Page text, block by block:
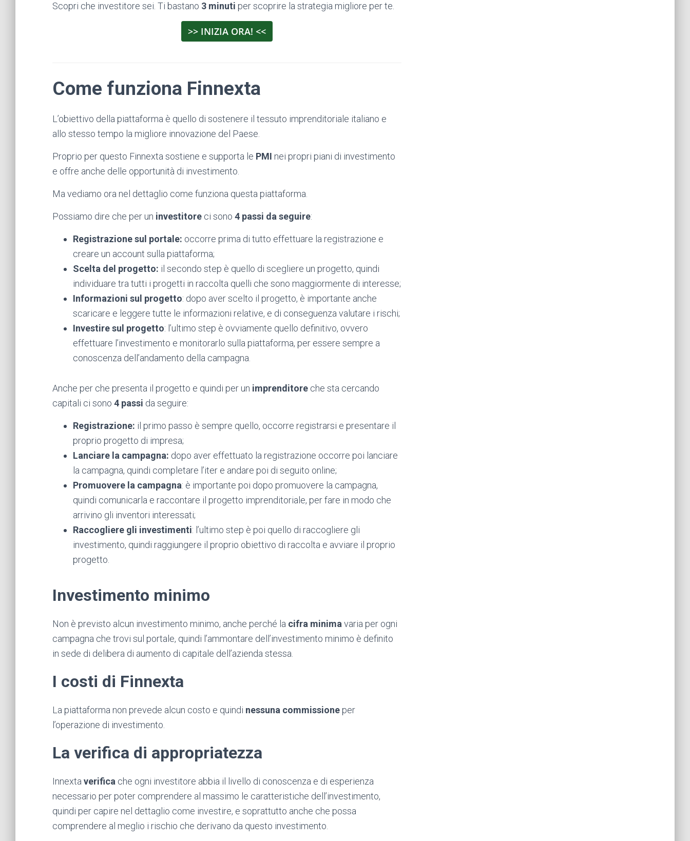
Scopri che investitore sei. Ti bastano 3 minuti per scoprire la strategia migliore per te.
>> INIZIA ORA! <<
Come funziona Finnexta
L’obiettivo della piattaforma è quello di sostenere il tessuto imprenditoriale italiano e
allo stesso tempo la migliore innovazione del Paese.
Proprio per questo Finnexta sostiene e supporta le PMI nei propri piani di investimento
e offre anche delle opportunità di investimento.
Ma vediamo ora nel dettaglio come funziona questa piattaforma.
Possiamo dire che per un investitore ci sono 4 passi da seguire:
Registrazione sul portale: occorre prima di tutto effettuare la registrazione e
creare un account sulla piattaforma;
Scelta del progetto: il secondo step è quello di scegliere un progetto, quindi
individuare tra tutti i progetti in raccolta quelli che sono maggiormente di interesse;
Informazioni sul progetto: dopo aver scelto il progetto, è importante anche
scaricare e leggere tutte le informazioni relative, e di conseguenza valutare i rischi;
Investire sul progetto: l’ultimo step è ovviamente quello definitivo, ovvero
effettuare l’investimento e monitorarlo sulla piattaforma, per essere sempre a
conoscenza dell’andamento della campagna.
Anche per che presenta il progetto e quindi per un imprenditore che sta cercando
capitali ci sono 4 passi da seguire:
Registrazione: il primo passo è sempre quello, occorre registrarsi e presentare il
proprio progetto di impresa;
Lanciare la campagna: dopo aver effettuato la registrazione occorre poi lanciare
la campagna, quindi completare l’iter e andare poi di seguito online;
Promuovere la campagna: è importante poi dopo promuovere la campagna,
quindi comunicarla e raccontare il progetto imprenditoriale, per fare in modo che
arrivino gli inventori interessati;
Raccogliere gli investimenti: l’ultimo step è poi quello di raccogliere gli
investimento, quindi raggiungere il proprio obiettivo di raccolta e avviare il proprio
progetto.
Investimento minimo
Non è previsto alcun investimento minimo, anche perché la cifra minimavaria per ogni
campagna che trovi sul portale, quindi l’ammontare dell’investimento minimo è definito
in sede di delibera di aumento di capitale dell’azienda stessa.
I costi di Finnexta
La piattaforma non prevede alcun costo e quindi nessuna commissione per
l’operazione di investimento.
La verifica di appropriatezza
Innexta verifica che ogni investitore abbia il livello di conoscenza e di esperienza
necessario per poter comprendere al massimo le caratteristiche dell’investimento,
quindi per capire nel dettaglio come investire, e soprattutto anche che possa
comprendere al meglio i rischio che derivano da questo investimento.